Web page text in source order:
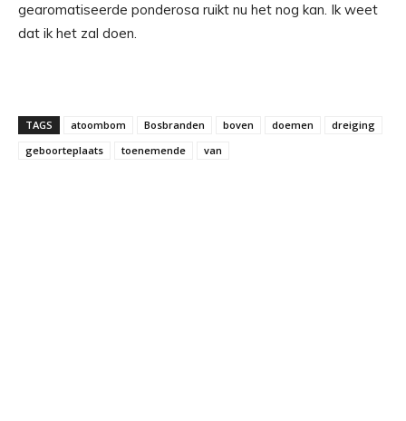
gearomatiseerde ponderosa ruikt nu het nog kan. Ik weet
dat ik het zal doen.
TAGS atoombom Bosbranden boven doemen
dreiging
geboorteplaats
toenemende van